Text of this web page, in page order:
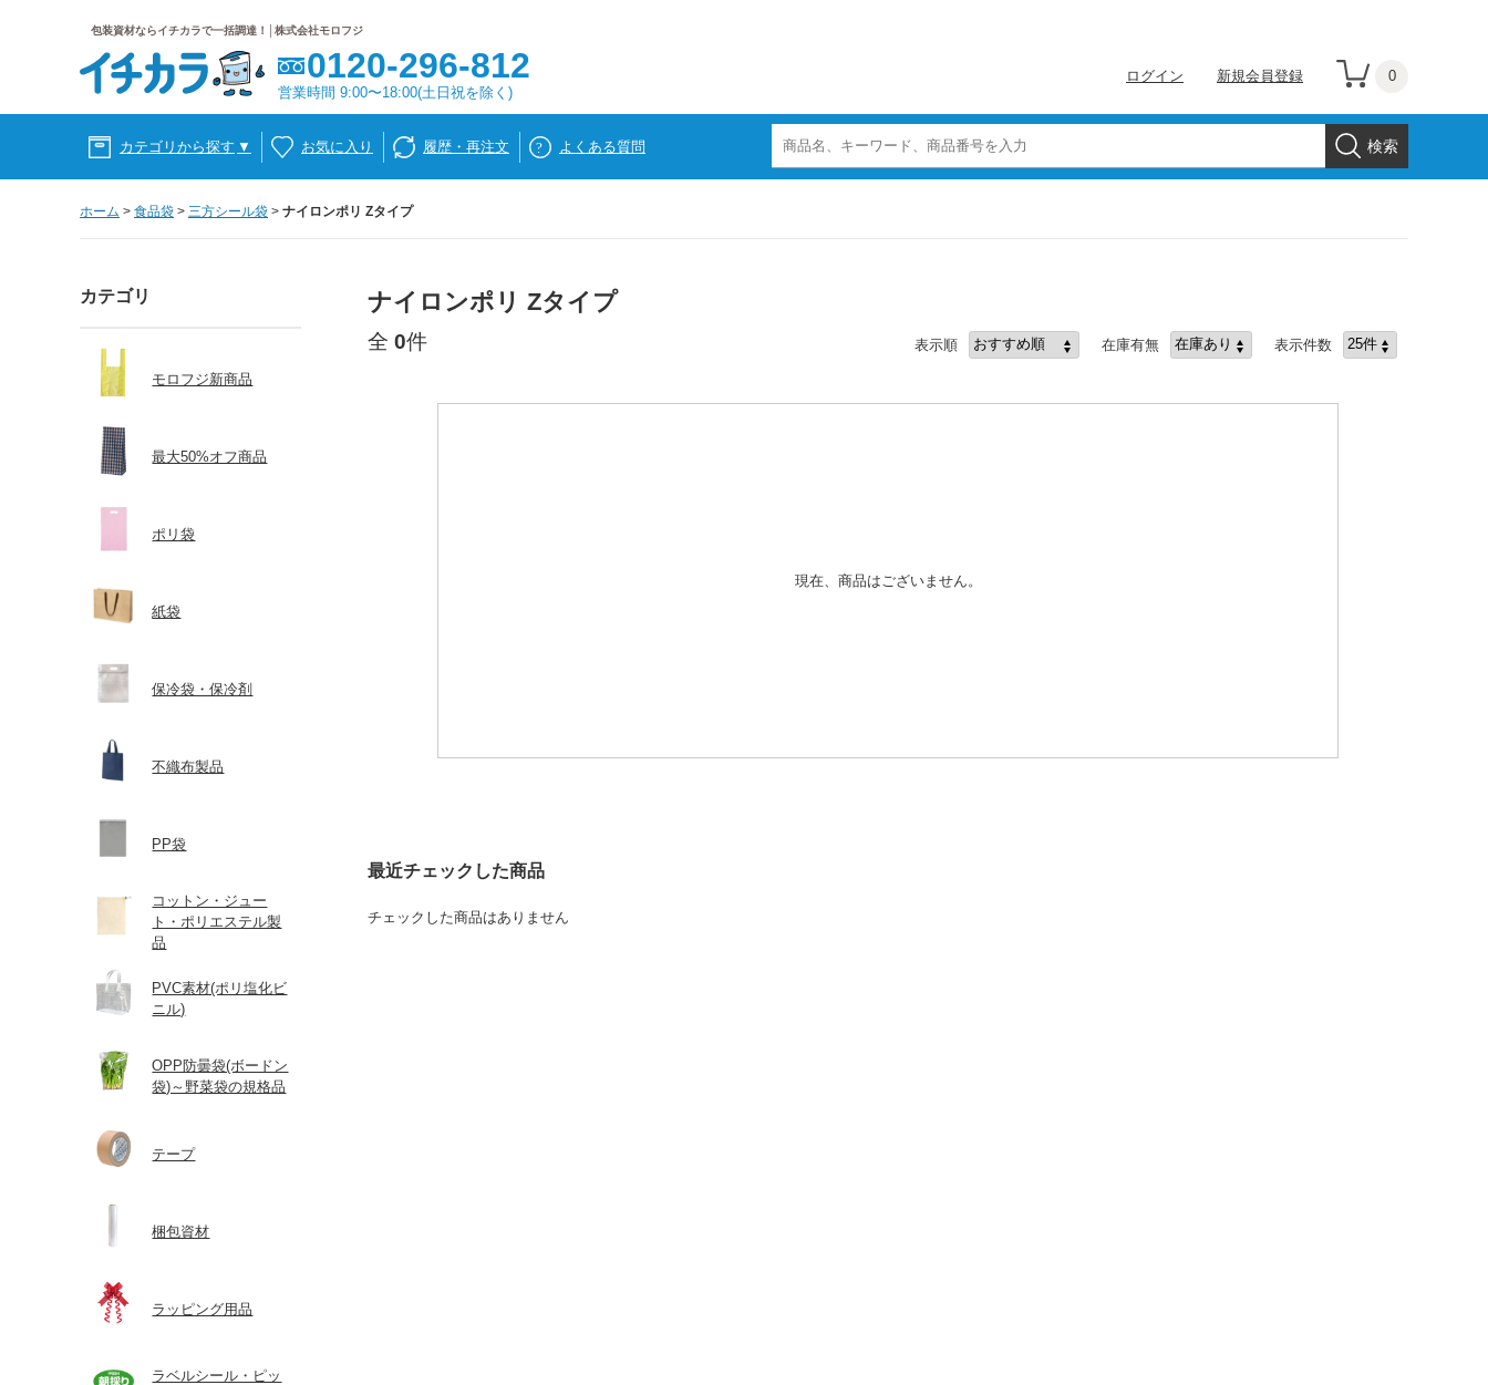
包装資材ならイチカラで一括調達！│株式会社モロフジ
0120-296-812
営業時間 9:00〜18:00(土日祝を除く)
ログイン 新規会員登録 0
カテゴリから探す ▼ お気に入り 履歴・再注文 よくある質問
ホーム > 食品袋 > 三方シール袋 > ナイロンポリ Zタイプ
カテゴリ
モロフジ新商品
最大50%オフ商品
ポリ袋
紙袋
保冷袋・保冷剤
不織布製品
PP袋
コットン・ジュー
ト・ポリエステル製
品
PVC素材(ポリ塩化ビ
ニル)
OPP防曇袋(ボードン
袋)～野菜袋の規格品
テープ
梱包資材
ラッピング用品
ラベルシール・ピッ
ナイロンポリ Zタイプ
全 0件 表示順 在庫有無 表示件数
現在、商品はございません。
最近チェックした商品
チェックした商品はありません